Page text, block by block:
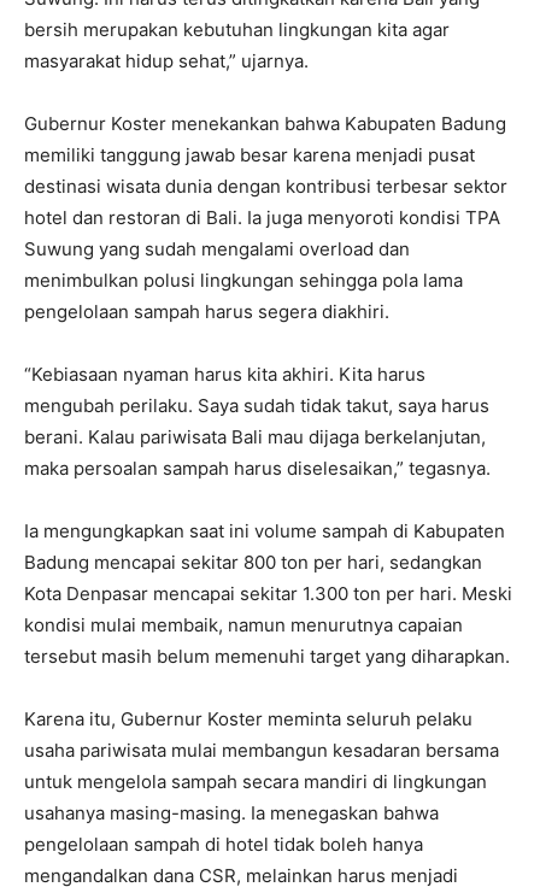
bersih merupakan kebutuhan lingkungan kita agar
masyarakat hidup sehat,” ujarnya.
Gubernur Koster menekankan bahwa Kabupaten Badung
memiliki tanggung jawab besar karena menjadi pusat
destinasi wisata dunia dengan kontribusi terbesar sektor
hotel dan restoran di Bali. Ia juga menyoroti kondisi TPA
Suwung yang sudah mengalami overload dan
menimbulkan polusi lingkungan sehingga pola lama
pengelolaan sampah harus segera diakhiri.
“Kebiasaan nyaman harus kita akhiri. Kita harus
mengubah perilaku. Saya sudah tidak takut, saya harus
berani. Kalau pariwisata Bali mau dijaga berkelanjutan,
maka persoalan sampah harus diselesaikan,” tegasnya.
Ia mengungkapkan saat ini volume sampah di Kabupaten
Badung mencapai sekitar 800 ton per hari, sedangkan
Kota Denpasar mencapai sekitar 1.300 ton per hari. Meski
kondisi mulai membaik, namun menurutnya capaian
tersebut masih belum memenuhi target yang diharapkan.
Karena itu, Gubernur Koster meminta seluruh pelaku
usaha pariwisata mulai membangun kesadaran bersama
untuk mengelola sampah secara mandiri di lingkungan
usahanya masing-masing. Ia menegaskan bahwa
pengelolaan sampah di hotel tidak boleh hanya
mengandalkan dana CSR, melainkan harus menjadi